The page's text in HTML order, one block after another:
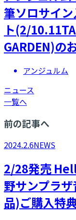
筆ソロサイ
ト(2/
GARDEN)の
アンジュルム
ニュース
一覧へ
前の記事へ
2024.2.6NEWS
2/28発売
野サンプラ
品)ご購入特